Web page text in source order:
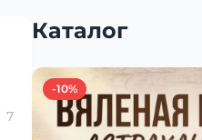
7
Каталог
-10%